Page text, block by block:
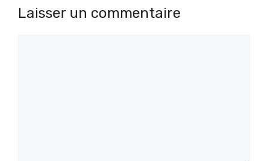
Laisser un commentaire